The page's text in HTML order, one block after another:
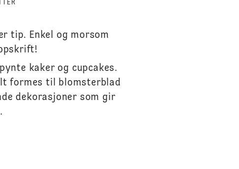
tip. Enkel og morsom
kaker og cupcakes.
formes til blomsterblad
dekorasjoner som gir